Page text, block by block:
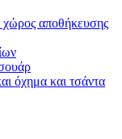
αποθήκευσης
όχημα και τσάντα